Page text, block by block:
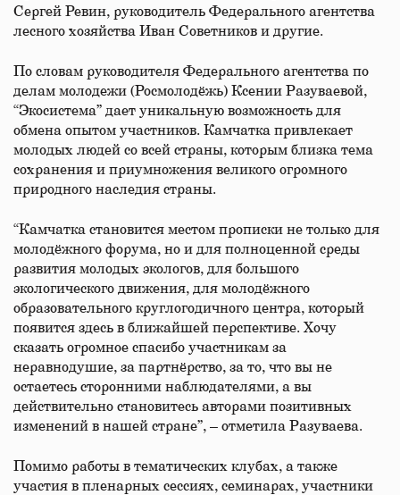
Сергей Ревин, руководитель Федерального агентства
лесного хозяйства Иван Советников и другие.
По словам руководителя Федерального агентства по
делам молодежи (Росмолодёжь) Ксении Разуваевой,
“Экосистема” дает уникальную возможность для
обмена опытом участников. Камчатка привлекает
молодых людей со всей страны, которым близка тема
сохранения и приумножения великого огромного
природного наследия страны.
“Камчатка становится местом прописки не только для
молодёжного форума, но и для полноценной среды
развития молодых экологов, для большого
экологического движения, для молодёжного
образовательного круглогодичного центра, который
появится здесь в ближайшей перспективе. Хочу
сказать огромное спасибо участникам за
неравнодушие, за партнёрство, за то, что вы не
остаетесь сторонними наблюдателями, а вы
действительно становитесь авторами позитивных
изменений в нашей стране”, – отметила Разуваева.
Помимо работы в тематических клубах, а также
участия в пленарных сессиях, семинарах, участники